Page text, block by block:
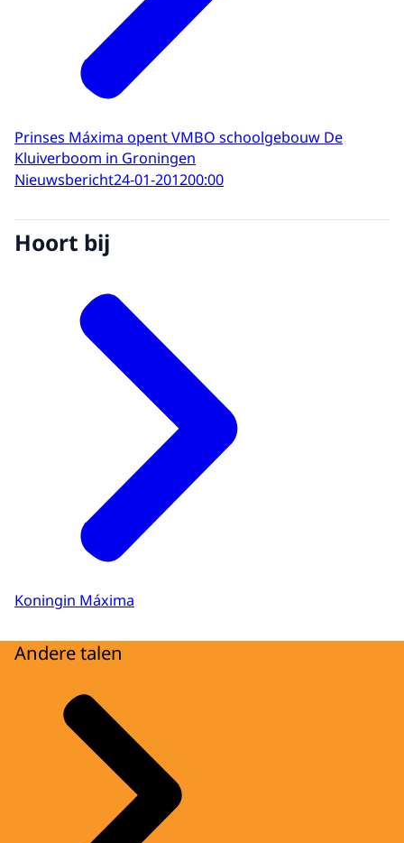
Prinses Máxima opent VMBO schoolgebouw De
Kluiverboom in Groningen
Nieuwsbericht24-01-201200:00
Hoort bij
Koningin Máxima
Andere talen